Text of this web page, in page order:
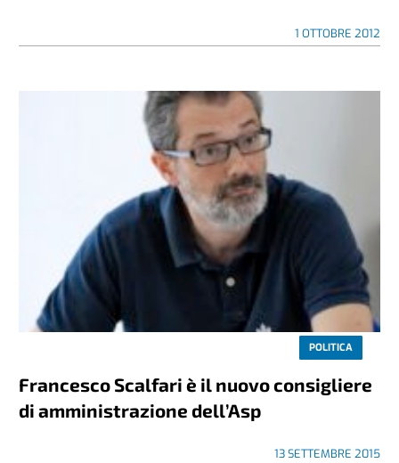
1 OTTOBRE 2012
POLITICA
Francesco Scalfari è il nuovo consigliere
di amministrazione dell’Asp
13 SETTEMBRE 2015